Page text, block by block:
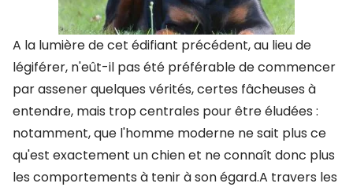
A la lumière de cet édifiant précédent, au lieu de
légiférer, n'eût-il pas été préférable de commencer
par assener quelques vérités, certes fâcheuses à
entendre, mais trop centrales pour être éludées :
notamment, que l'homme moderne ne sait plus ce
qu'est exactement un chien et ne connaît donc plus
les comportements à tenir à son égard.A travers les